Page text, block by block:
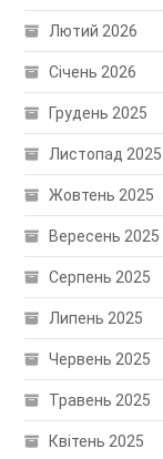
Лютий 2026
Січень 2026
Грудень 2025
Листопад 2025
Жовтень 2025
Вересень 2025
Серпень 2025
Липень 2025
Червень 2025
Травень 2025
Квітень 2025